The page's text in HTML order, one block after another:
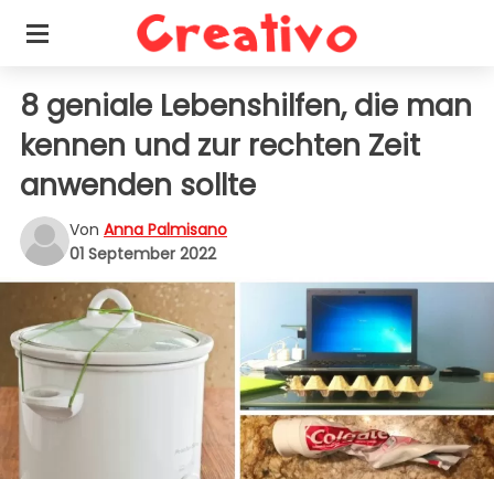
8 geniale Lebenshilfen, die man
kennen und zur rechten Zeit
anwenden sollte
Von Anna Palmisano
01 September 2022